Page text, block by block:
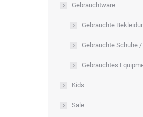
Gebrauchtware
Gebrauchte
Gebrauchte Schuhe /
Gebrauchtes
Kids
Sale